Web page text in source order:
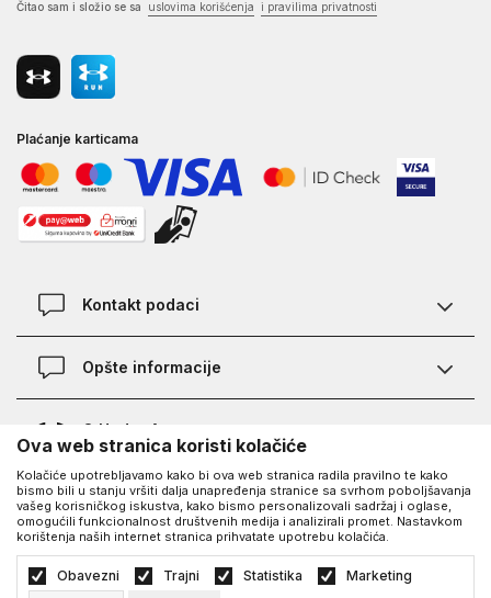
Čitao sam i složio se sa uslovima korišćenja i pravilima privatnosti
Plaćanje karticama
Kontakt podaci
Kontakt
Opšte informacije
Provjera statusa porudžbine
Najčešća pitanja
Kako kupiti
Zamjena veličine i zamjena artikla
O Under Armour-u
O nama - priča o UA
Saznajte više o UA
Karijera
Blog
UA Social
Facebook
©2026https://www.underarmour.ba/, IzradaNB SOFT. Sva prava zadržana.
Politika privatnosti
Uslovi korišćenja
Ova web stranica koristi kolačiće
Kolačiće upotrebljavamo kako bi ova web stranica radila pravilno te kako
bismo bili u stanju vršiti dalja unapređenja stranice sa svrhom poboljšavanja
vašeg korisničkog iskustva, kako bismo personalizovali sadržaj i oglase,
omogućili funkcionalnost društvenih medija i analizirali promet. Nastavkom
korištenja naših internet stranica prihvatate upotrebu kolačića.
Obavezni Trajni Statistika Marketing